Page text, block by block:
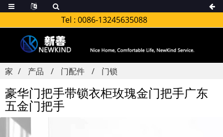
Tel : 0086-13245635088
家 产品 门配件 门锁
豪华门把手带锁衣柜玫瑰金门把手广东
五金门把手